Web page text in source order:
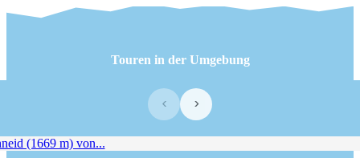
Touren in der Umgebung
‹ ›